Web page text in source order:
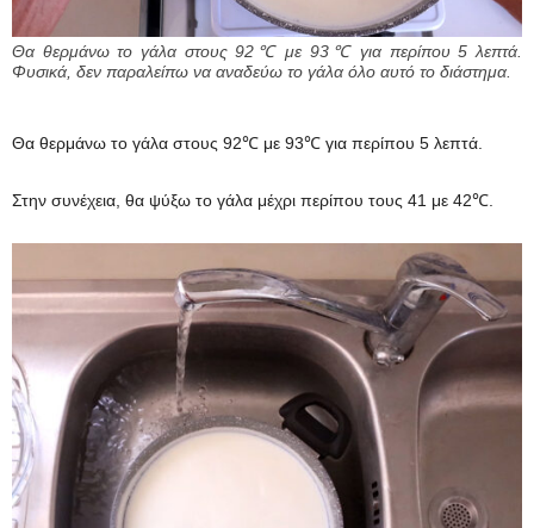
Θα θερμάνω το γάλα στους 92℃ με 93℃ για περίπου 5 λεπτά.
Φυσικά, δεν παραλείπω να αναδεύω το γάλα όλο αυτό το διάστημα.
Θα θερμάνω το γάλα στους 92℃ με 93℃ για περίπου 5 λεπτά.
Στην συνέχεια, θα ψύξω το γάλα μέχρι περίπου τους 41 με 42℃.